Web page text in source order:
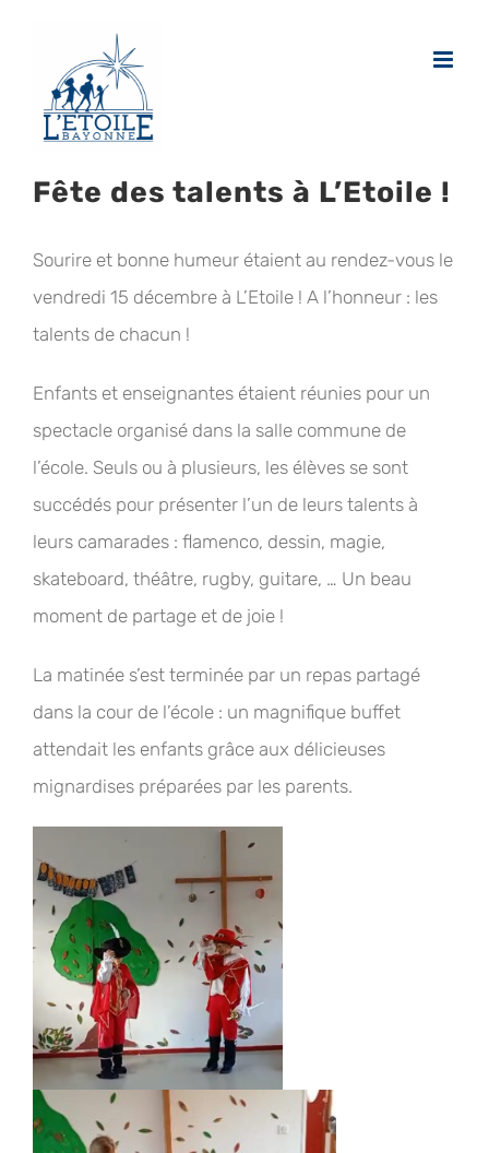
contenu
Fête des talents à L’Etoile !
Sourire et bonne humeur étaient au rendez-vous le
vendredi 15 décembre à L’Etoile ! A l’honneur : les
talents de chacun !
Enfants et enseignantes étaient réunies pour un
spectacle organisé dans la salle commune de
l’école. Seuls ou à plusieurs, les élèves se sont
succédés pour présenter l’un de leurs talents à
leurs camarades : flamenco, dessin, magie,
skateboard, théâtre, rugby, guitare, … Un beau
moment de partage et de joie !
La matinée s’est terminée par un repas partagé
dans la cour de l’école : un magnifique buffet
attendait les enfants grâce aux délicieuses
mignardises préparées par les parents.